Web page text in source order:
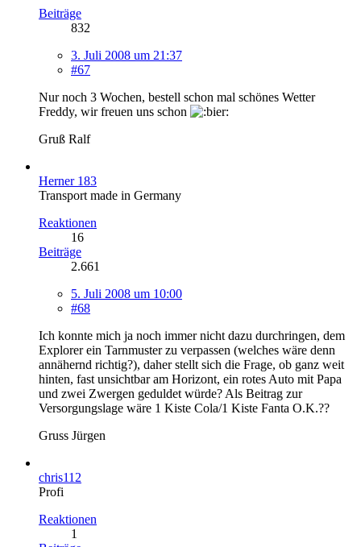
Beiträge
832
3. Juli 2008 um 21:37
#67
Nur noch 3 Wochen, bestell schon mal schönes Wetter
Freddy, wir freuen uns schon
Gruß Ralf
Herner 183
Transport made in Germany
Reaktionen
16
Beiträge
2.661
5. Juli 2008 um 10:00
#68
Ich konnte mich ja noch immer nicht dazu durchringen, dem
Explorer ein Tarnmuster zu verpassen (welches wäre denn
annähernd richtig?), daher stellt sich die Frage, ob ganz weit
hinten, fast unsichtbar am Horizont, ein rotes Auto mit Papa
und zwei Zwergen geduldet würde? Als Beitrag zur
Versorgungslage wäre 1 Kiste Cola/1 Kiste Fanta O.K.??
Gruss Jürgen
chris112
Profi
Reaktionen
1